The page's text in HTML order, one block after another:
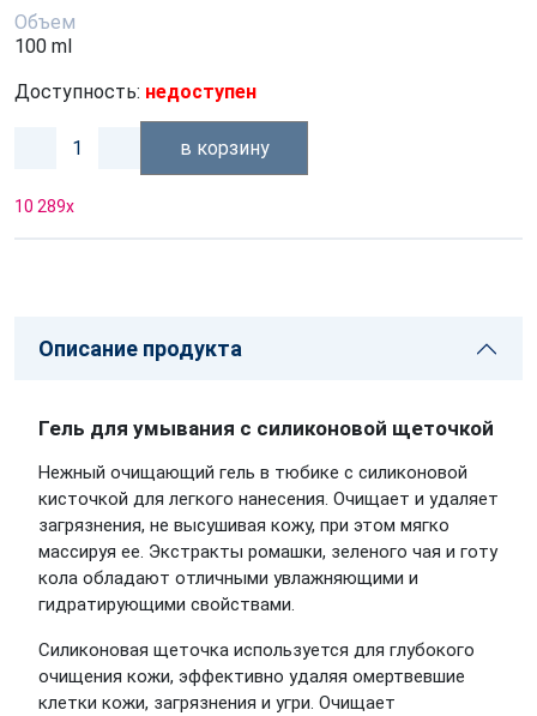
Объем
100 ml
Доступность: недоступен
в корзину
10 289x
Описание продукта
Гель для умывания с силиконовой щеточкой
Нежный очищающий гель в тюбике с силиконовой
кисточкой для легкого нанесения. Очищает и удаляет
загрязнения, не высушивая кожу, при этом мягко
массируя ее. Экстракты ромашки, зеленого чая и готу
кола обладают отличными увлажняющими и
гидратирующими свойствами.
Силиконовая щеточка используется для глубокого
очищения кожи, эффективно удаляя омертвевшие
клетки кожи, загрязнения и угри. Очищает